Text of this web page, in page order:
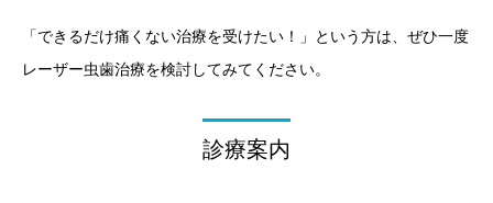
「できるだけ痛くない治療を受けたい！」という方は、ぜひ一度
レーザー虫歯治療を検討してみてください。
診療案内